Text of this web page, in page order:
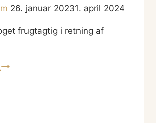
26. januar 20231. april 2024
frugtagtig i retning af
0FS014